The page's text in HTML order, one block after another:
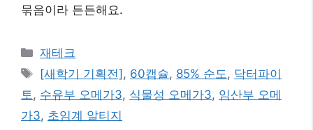
묶음이라 든든해요.
카
테
고
리
재테크
태
그
[새학기 기획전], 60캡슐, 85% 순도 , 닥터파이
토 , 수유부 오메가3, 식물성 오메가3, 임산부 오메
가3, 초임계 알티지